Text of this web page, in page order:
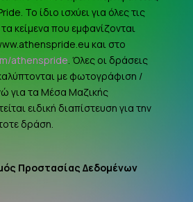
Το ίδιο ισχύει για όλες τις
κείμενα που εμφανίζονται
και στο
athenspride. Όλες οι δράσεις
με φωτογράφιση /
για τα Μέσα Μαζικής
ειδική διαπίστευση για την
δράση.
Προστασίας Δεδομένων